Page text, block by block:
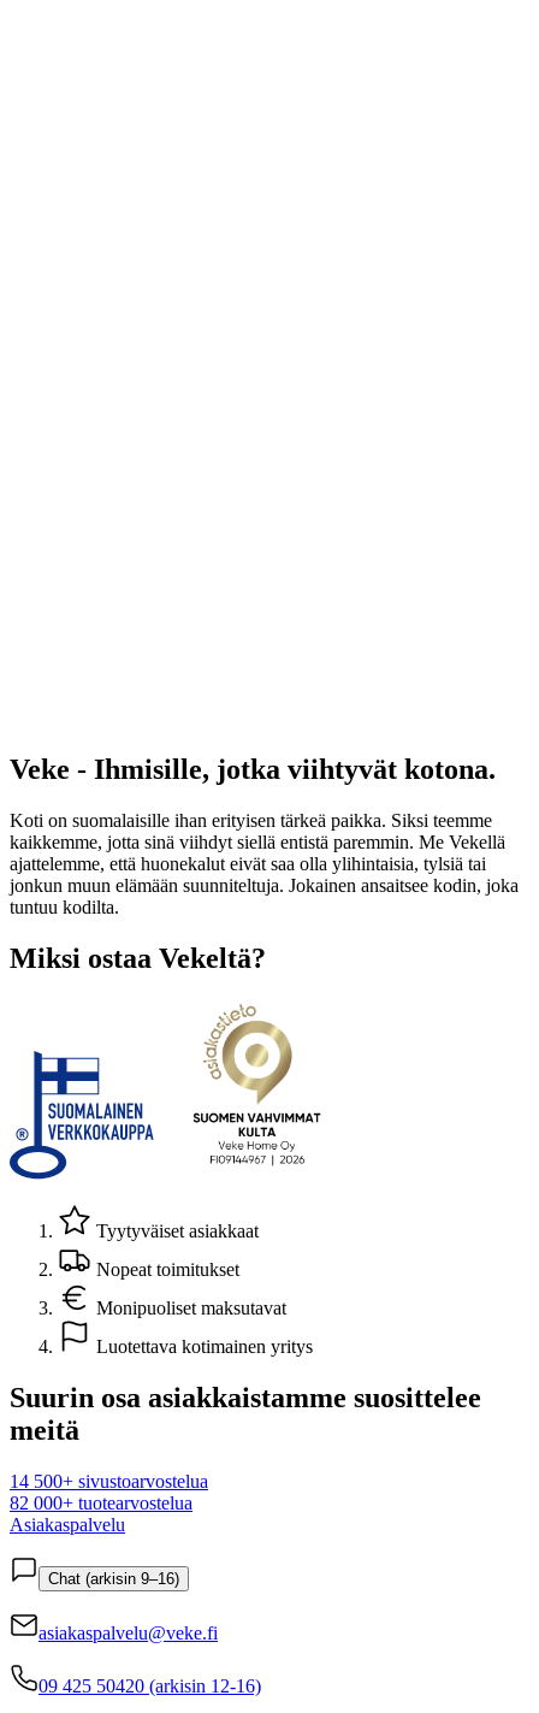
Veke - Ihmisille, jotka viihtyvät kotona.
Koti on suomalaisille ihan erityisen tärkeä paikka. Siksi teemme
kaikkemme, jotta sinä viihdyt siellä entistä paremmin. Me Vekellä
ajattelemme, että huonekalut eivät saa olla ylihintaisia, tylsiä tai
jonkun muun elämään suunniteltuja. Jokainen ansaitsee kodin, joka
tuntuu kodilta.
Miksi ostaa Vekeltä?
Tyytyväiset asiakkaat
Nopeat toimitukset
Monipuoliset maksutavat
Luotettava kotimainen yritys
Suurin osa asiakkaistamme suosittelee
meitä
14 500+ sivustoarvostelua
82 000+ tuotearvostelua
Asiakaspalvelu
Chat (arkisin 9–16)
asiakaspalvelu@veke.fi
09 425 50420 (arkisin 12-16)